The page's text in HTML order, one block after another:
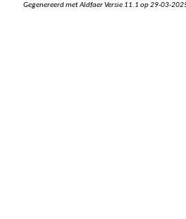
Gegenereerd met Aldfaer Versie 11.1 op 29-03-